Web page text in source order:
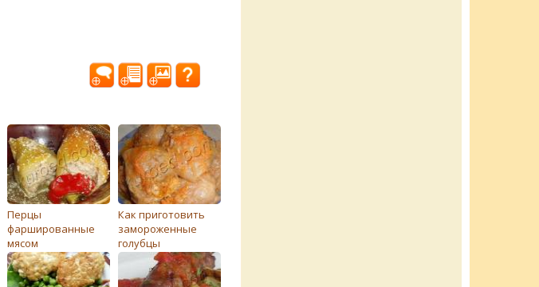
Перцы
фаршированные
мясом
Как приготовить
замороженные
голубцы